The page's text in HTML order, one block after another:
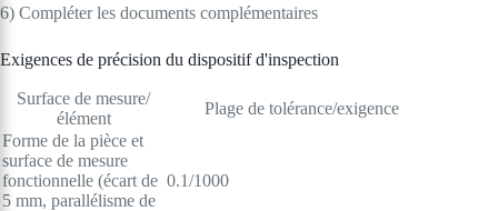
6) Compléter les documents complémentaires
Exigences de précision du dispositif d'inspection
Surface de mesure/
élément
Plage de tolérance/exigence
Forme de la pièce et
surface de mesure
fonctionnelle (écart de
5 mm, parallélisme de
0.1/1000